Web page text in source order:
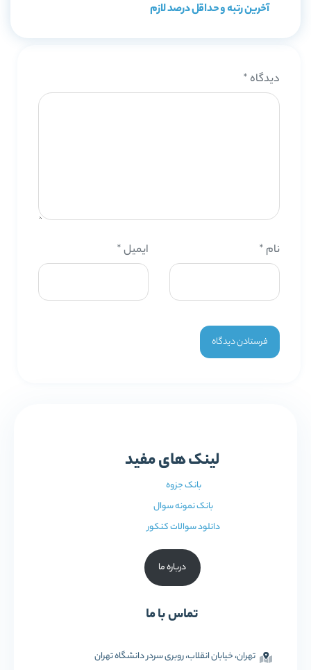
آخرین رتبه و حداقل درصد لازم
دیدگاه *
نام * ایمیل*
لینک های مفید
بانک جزوه
بانک نمونه سوال
دانلود سوالات کنکور
درباره ما
تماس با ما
تهران، خیابان انقلاب، روبری سردر دانشگاه تهران